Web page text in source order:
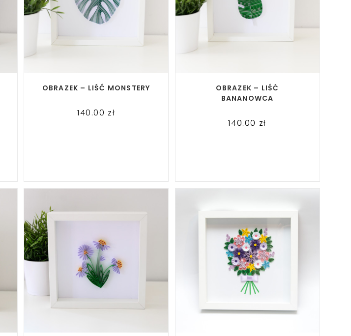
READ MORE
OBRAZEK – LIŚĆ MONSTERY
140.00 zł
OBRAZEK – LIŚĆ
BANANOWCA
140.00 zł